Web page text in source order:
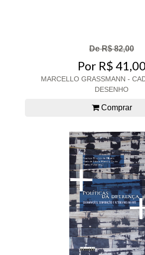
De R$ 82,00
Por R$
MARCELLO GRASSMANN -
DESENHO
Comprar